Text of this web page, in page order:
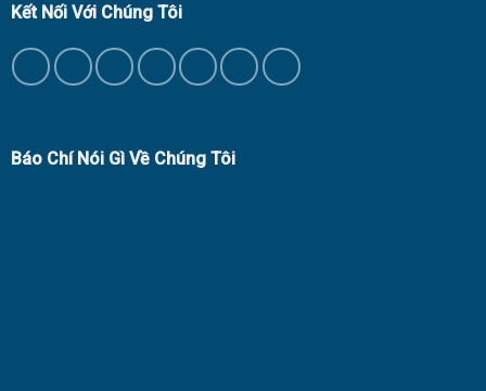
Kết Nối Với Chúng Tôi
Báo Chí Nói Gì Về Chúng Tôi